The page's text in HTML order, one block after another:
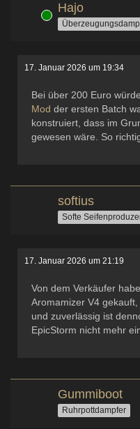
Online Hajo
17. Januar 2026 um 19:34
Bei über 200 Euro
Mod der ersten Batch
konstruiert, dass im
gewesen wäre. So
softius
Softe
17. Januar 2026 um 21:19
Von dem Verkäufer
Aromamizer V4
und zuverlässig ist
EpicStorm nicht mehr
Gummiboot
Ruhrpottdampfer